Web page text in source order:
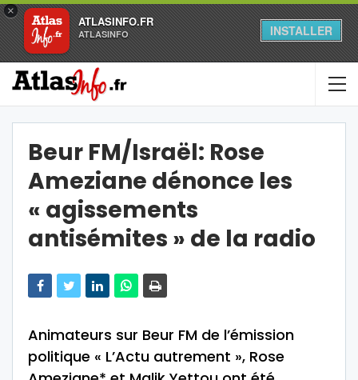
×
ATLASINFO.FR
ATLASINFO INSTALLER
Beur FM/Israël: Rose
Ameziane dénonce les
« agissements
antisémites » de la radio
Animateurs sur Beur FM de l’émission
politique « L’Actu autrement », Rose